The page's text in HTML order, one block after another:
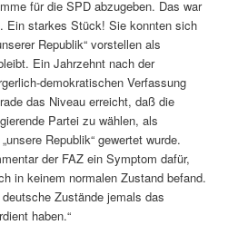
für die SPD abzugeben. Das war
Ein starkes Stück! Sie konnten sich
Republik“ vorstellen als
Ein Jahrzehnt nach der
demokratischen Verfassung
das Niveau erreicht, daß die
Partei zu wählen, als
Republik“ gewertet wurde.
der FAZ ein Symptom dafür,
in keinem normalen Zustand befand.
Zustände jemals das
haben.“